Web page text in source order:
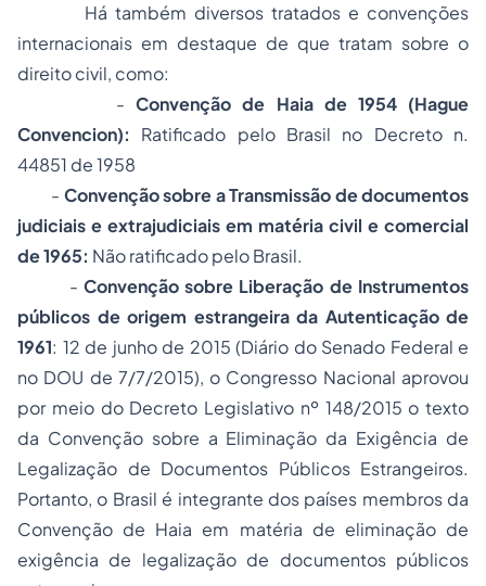
Há também diversos tratados e convenções
internacionais em destaque de que tratam sobre o
direito civil, como:
-Convenção de Haia de 1954 (Hague
Convencion): Ratificado pelo Brasil no Decreto n.
44851 de 1958
- Convenção sobre a Transmissão de documentos
judiciais e extrajudiciais em matéria civil e comercial
de 1965: Não ratificado pelo Brasil.
- Convenção sobre Liberação de Instrumentos
públicos de origem estrangeira da Autenticação de
1961: 12 de junho de 2015 (Diário do Senado Federal e
no DOU de 7/7/2015), o Congresso Nacional aprovou
por meio do Decreto Legislativo nº 148/2015 o texto
da Convenção sobre a Eliminação da Exigência de
Legalização de Documentos Públicos Estrangeiros.
Portanto, o Brasil é integrante dos países membros da
Convenção de Haia em matéria de eliminação de
exigência de legalização de documentos públicos